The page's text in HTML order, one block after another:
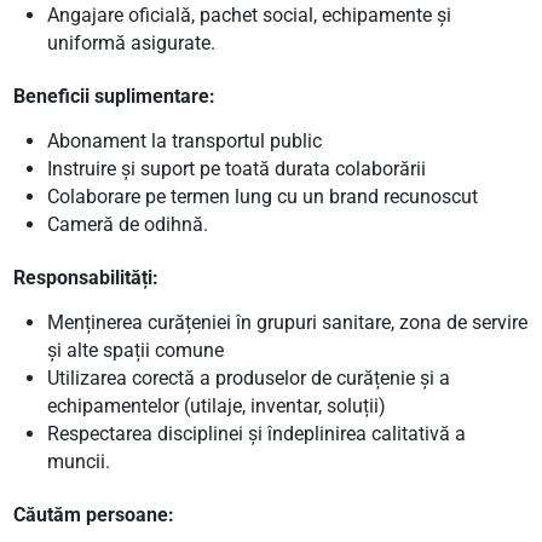
Angajare oficială, pachet social, echipamente și
uniformă asigurate.
Beneficii suplimentare:
Abonament la transportul public
Instruire și suport pe toată durata colaborării
Colaborare pe termen lung cu un brand recunoscut
Cameră de odihnă.
Responsabilități:
Menținerea curățeniei în grupuri sanitare, zona de servire
și alte spații comune
Utilizarea corectă a produselor de curățenie și a
echipamentelor (utilaje, inventar, soluții)
Respectarea disciplinei și îndeplinirea calitativă a
muncii.
Căutăm persoane: